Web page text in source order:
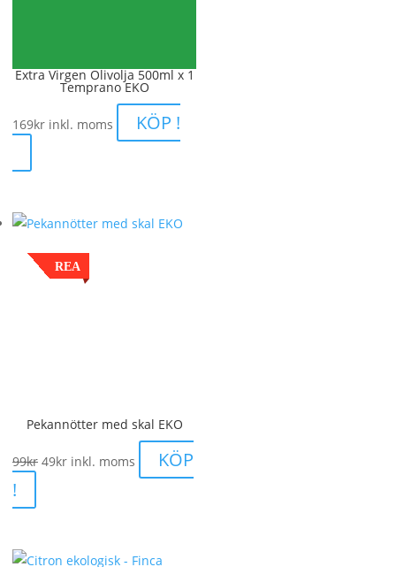
Extra Virgen Olivolja 500ml x 1
Temprano EKO
169kr inkl. moms KÖP !
REA
Pekannötter med skal EKO
99kr Det
49krDet
inkl. moms
KÖP
!